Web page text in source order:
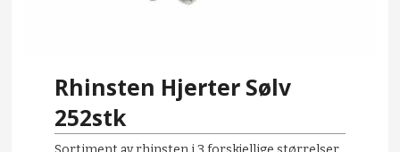
Rhinsten Hjerter Sølv
252stk